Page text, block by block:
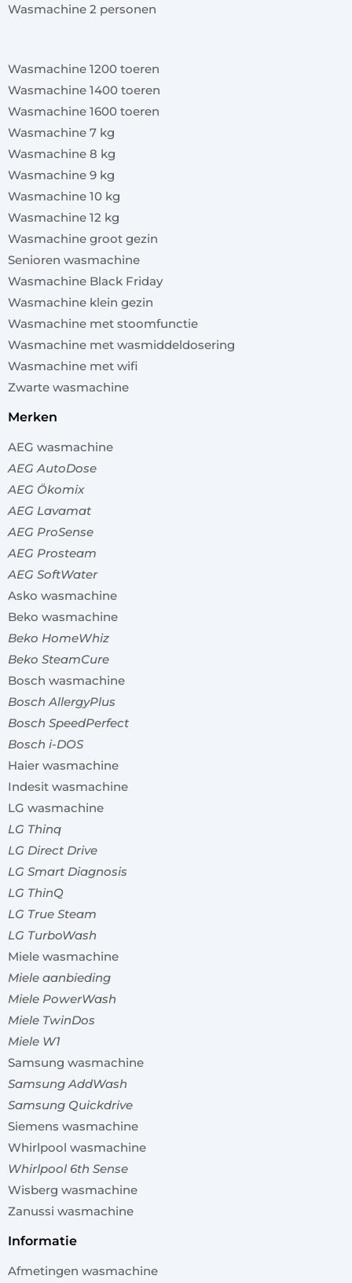
Wasmachine 2 personen
Wasmachine 1200 toeren
Wasmachine 1400 toeren
Wasmachine 1600 toeren
Wasmachine 7 kg
Wasmachine 8 kg
Wasmachine 9 kg
Wasmachine 10 kg
Wasmachine 12 kg
Wasmachine groot gezin
Senioren wasmachine
Wasmachine Black Friday
Wasmachine klein gezin
Wasmachine met stoomfunctie
Wasmachine met wasmiddeldosering
Wasmachine met wifi
Zwarte wasmachine
merken
AEG wasmachine
AEG AutoDose
AEG Ökomix
AEG Lavamat
AEG ProSense
AEG Prosteam
AEG SoftWater
Asko wasmachine
Beko wasmachine
Beko HomeWhiz
Beko SteamCure
Bosch wasmachine
Bosch AllergyPlus
Bosch SpeedPerfect
Bosch i-DOS
Haier wasmachine
Indesit wasmachine
LG wasmachine
LG Thinq
LG Direct Drive
LG Smart Diagnosis
LG ThinQ
LG True Steam
LG TurboWash
Miele wasmachine
Miele aanbieding
Miele PowerWash
Miele TwinDos
Miele W1
Samsung wasmachine
Samsung AddWash
Samsung Quickdrive
Siemens wasmachine
Whirlpool wasmachine
Whirlpool 6th Sense
Wisberg wasmachine
Zanussi wasmachine
informatie
Afmetingen wasmachine